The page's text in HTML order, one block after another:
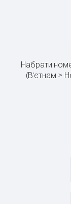
Набрати
(В'єтнам >